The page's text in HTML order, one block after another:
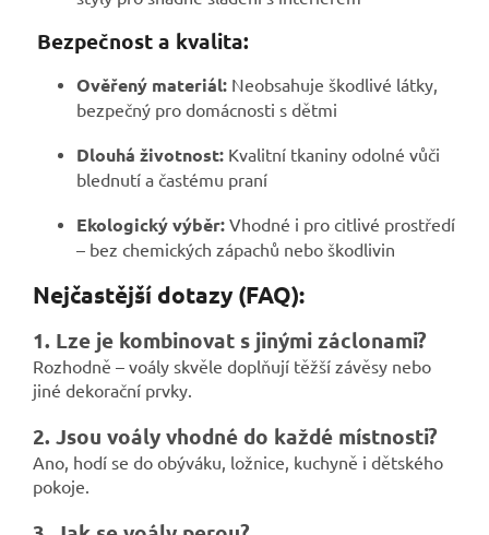
Bezpečnost a kvalita:
Ověřený materiál: Neobsahuje škodlivé látky,
bezpečný pro domácnosti s dětmi
Dlouhá životnost: Kvalitní tkaniny odolné vůči
blednutí a častému praní
Ekologický výběr: Vhodné i pro citlivé prostředí
– bez chemických zápachů nebo škodlivin
Nejčastější dotazy (FAQ):
1. Lze je kombinovat s jinými záclonami?
Rozhodně – voály skvěle doplňují těžší závěsy nebo
jiné dekorační prvky.
2. Jsou voály vhodné do každé místnosti?
Ano, hodí se do obýváku, ložnice, kuchyně i dětského
pokoje.